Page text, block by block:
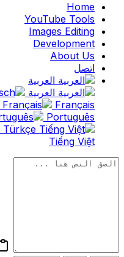
Home
YouTube Tools
Images Editing
Development
About Us
اتصل
العربية
العربية
Français
Português
Türkçe
Tiếng Việt